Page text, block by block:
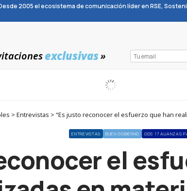
2005 el ecosistema de comunicación líder en RSE,
exclusivas»
> Entrevistas > “Es justo reconocer el esfuerzo que han
ENTREVISTAS BUEN GOBIERNO ODS 17 ALIANZAS
el